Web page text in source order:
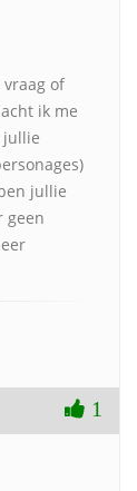
of
ik me
jullie
jullie
geen
1